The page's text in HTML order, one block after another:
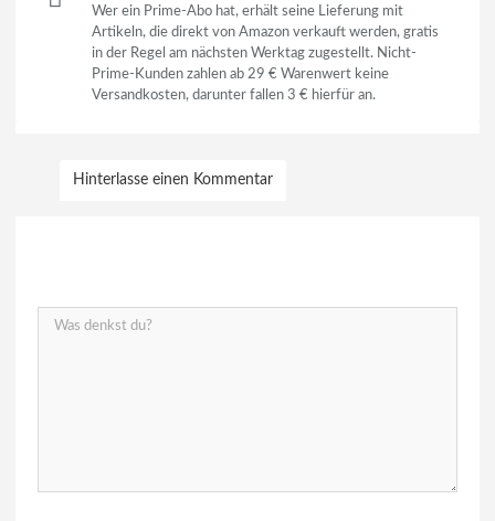
Wer ein Prime-Abo hat, erhält seine Lieferung mit
Artikeln, die direkt von Amazon verkauft werden, gratis
in der Regel am nächsten Werktag zugestellt. Nicht-
Prime-Kunden zahlen ab 29 € Warenwert keine
Versandkosten, darunter fallen 3 € hierfür an.
Hinterlasse einen Kommentar